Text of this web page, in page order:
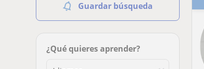
Guardar búsqueda
¿Qué quieres aprender?